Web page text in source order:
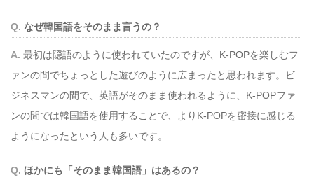
なぜ韓国語をそのまま言うの？
最初は隠語のように使われていたのですが、K-POPを楽しむフ
ァンの間でちょっとした遊びのように広まったと思われます。ビ
ジネスマンの間で、英語がそのまま使われるように、K-POPファ
ンの間では韓国語を使用することで、よりK-POPを密接に感じる
ようになったという人も多いです。
ほかにも「そのまま韓国語」はあるの？